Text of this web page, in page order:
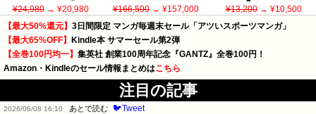
¥24,980→ ¥20,980 ¥166,500 → ¥157,000 ¥13,200→ ¥10,500
【最大50%還元】 3日間限定 マンガ毎週末セール「アツいスポーツマンガ」
【最大65%OFF】 Kindle本 サマーセール第2弾
【全巻100円均一】 集英社 創業100周年記念『GANTZ』全巻100円！
Amazon・Kindleのセール情報まとめはこちら
注目の記事
2026/06/08 16:10 あとで読む 🐦Tweet